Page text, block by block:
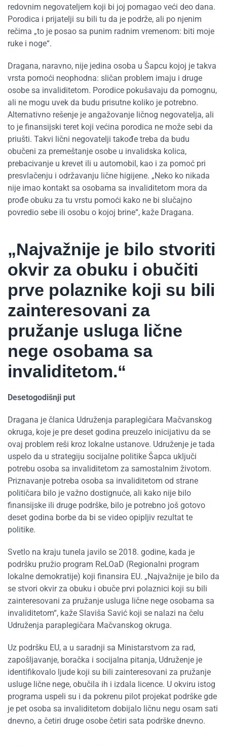
redovnim negovateljem koji bi joj pomagao veći deo dana.
Porodica i prijatelji su bili tu da je podrže, ali po njenim
rečima „to je posao sa punim radnim vremenom: biti moje
ruke i noge“.
Dragana, naravno, nije jedina osoba u Šapcu kojoj je takva
vrsta pomoći neophodna: sličan problem imaju i druge
osobe sa invaliditetom. Porodice pokušavaju da pomognu,
ali ne mogu uvek da budu prisutne koliko je potrebno.
Alternativno rešenje je angažovanje ličnog negovatelja, ali
to je finansijski teret koji većina porodica ne može sebi da
priušti. Takvi lični negovatelji takođe treba da budu
obučeni za premeštanje osobe u invalidska kolica,
prebacivanje u krevet ili u automobil, kao i za pomoć pri
presvlačenju i održavanju lične higijene. „Neko ko nikada
nije imao kontakt sa osobama sa invaliditetom mora da
prođe obuku za tu vrstu pomoći kako ne bi slučajno
povredio sebe ili osobu o kojoj brine“, kaže Dragana.
„Najvažnije je bilo stvoriti
okvir za obuku i obučiti
prve polaznike koji su bili
zainteresovani za
pružanje usluga lične
nege osobama sa
invaliditetom.“
Desetogodišnji put
Dragana je članica Udruženja paraplegičara Mačvanskog
okruga, koje je pre deset godina preuzelo inicijativu da se
ovaj problem reši kroz lokalne ustanove. Udruženje je tada
uspelo da u strategiju socijalne politike Šapca uključi
potrebu osoba sa invaliditetom za samostalnim životom.
Priznavanje potreba osoba sa invaliditetom od strane
političara bilo je važno dostignuće, ali kako nije bilo
finansijske ili druge podrške, bilo je potrebno još gotovo
deset godina borbe da bi se video opipljiv rezultat te
politike.
Svetlo na kraju tunela javilo se 2018. godine, kada je
podršku pružio program ReLOaD (Regionalni program
lokalne demokratije) koji finansira EU. „Najvažnije je bilo da
se stvori okvir za obuku i obuče prvi polaznici koji su bili
zainteresovani za pružanje usluga lične nege osobama sa
invaliditetom“, kaže Slaviša Savić koji se nalazi na čelu
Udruženja paraplegičara Mačvanskog okruga.
Uz podršku EU, a u saradnji sa Ministarstvom za rad,
zapošljavanje, boračka i socijalna pitanja, Udruženje je
identifikovalo ljude koji su bili zainteresovani za pružanje
usluge lične nege, obučila ih i izdala licence. U okviru istog
programa uspeli su i da pokrenu pilot projekat podrške gde
je pet osoba sa invaliditetom dobijalo ličnu negu osam sati
dnevno, a četiri druge osobe četiri sata podrške dnevno.